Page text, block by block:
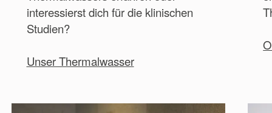
interessierst dich für die klinischen
Studien?
Unser Thermalwasser